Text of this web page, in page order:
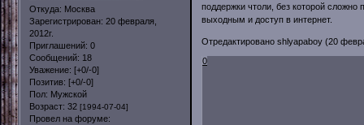
Откуда: Москва
Зарегистрирован: 20 февраля,
2012г.
Приглашений: 0
Сообщений: 18
Уважение: [+0/-0]
Позитив: [+0/-0]
Пол: Мужской
Возраст: 32 [1994-07-04]
Провел на форуме:
поддержки чтоли, без которой сложно
выходным и доступ в интернет.
Отредактировано shlyapaboy (20
0